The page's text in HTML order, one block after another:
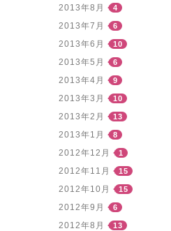
2013年8月 4
2013年7月 6
2013年6月 10
2013年5月 6
2013年4月 9
2013年3月 10
2013年2月 13
2013年1月 8
2012年12月 1
2012年11月 15
2012年10月 15
2012年9月 6
2012年8月 13